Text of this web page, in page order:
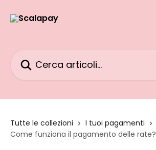
Tutte le collezioni I tuoi pagamenti
Come funziona il pagamento delle rate?